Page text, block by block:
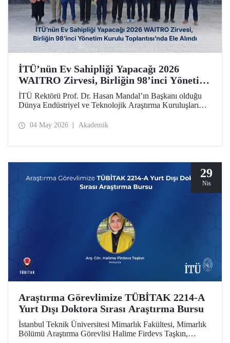
İTÜ’nün Ev Sahipliği Yapacağı 2026
WAITRO Zirvesi, Birliğin 98’inci Yönetim
Kurulu Toplantısı’nda Ele Alındı
İTÜ Rektörü Prof. Dr. Hasan Mandal’ın Başkanı olduğu
Dünya Endüstriyel ve Teknolojik Araştırma Kuruluşları
yapıldı. Köln’deki toplantının gündem başlıkları arasında
04 May 2026 Akademik
29
Nis
Araştırma Görevlimize TÜBİTAK 2214-A
Yurt Dışı Doktora Sırası Araştırma Bursu
İstanbul Teknik Üniversitesi Mimarlık Fakültesi, Mimarlık
Bölümü Araştırma Görevlisi Halime Firdevs Taşkın,